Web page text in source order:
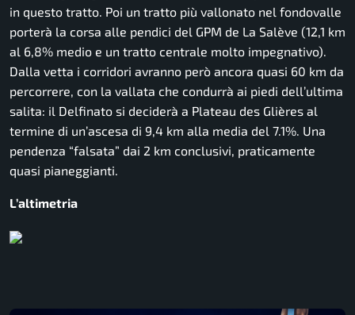
in questo tratto. Poi un tratto più vallonato nel fondovalle
porterà la corsa alle pendici del GPM de La Salève (12,1 km
al 6,8% medio e un tratto centrale molto impegnativo).
Dalla vetta i corridori avranno però ancora quasi 60 km da
percorrere, con la vallata che condurrà ai piedi dell’ultima
salita: il Delfinato si deciderà a Plateau des Glières al
termine di un’ascesa di 9,4 km alla media del 7.1%. Una
pendenza “falsata” dai 2 km conclusivi, praticamente
quasi pianeggianti.
L’altimetria